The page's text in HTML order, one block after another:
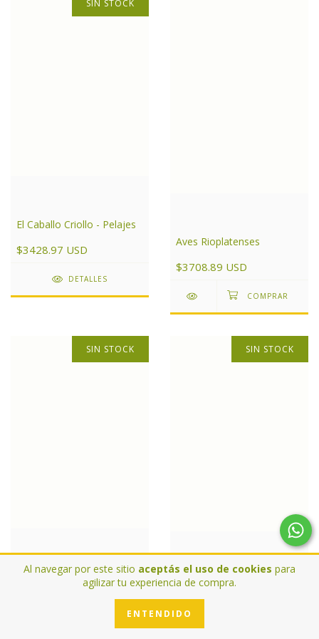
Al navegar por este sitio aceptás el uso de cookies para
agilizar tu experiencia de compra.
ENTENDIDO
SIN STOCK
El Caballo Criollo - Pelajes
$3428.97 USD
DETALLES
Aves Rioplatenses
$3708.89 USD
SIN STOCK
Canto a los Árboles de
Córdoba
SIN STOCK
Plantas del monte
Argentino